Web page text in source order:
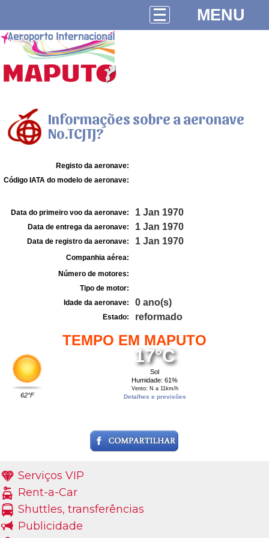
MENU
Informações sobre a aeronave
No.TCJTJ?
Registo da aeronave:
Código IATA do modelo de aeronave:
Data do primeiro voo da aeronave: 1 Jan 1970
Data de entrega da aeronave: 1 Jan 1970
Data de registro da aeronave: 1 Jan 1970
Companhia aérea:
Número de motores:
Tipo de motor:
Idade da aeronave:
0 ano(s)
Estado: reformado
TEMPO EM MAPUTO
62°F
17°C
Sol
Humidade: 61%
Vento: N a 11km/h
Detalhes e previsões
Serviços VIP
Rent-a-Car
Shuttles, transferências
Publicidade